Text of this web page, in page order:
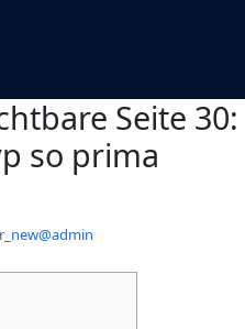
Seite 30:
so prima